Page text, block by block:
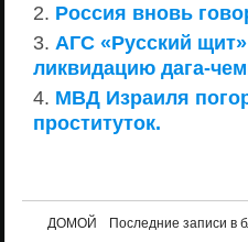
Россия вновь
АГС «Русский
ликвидацию дага-
МВД Израиля
проституток.
ДОМОЙ Последние записи в